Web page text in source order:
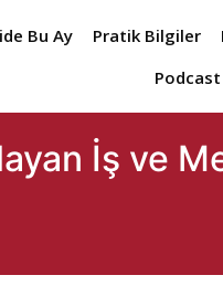
Bu Ay Pratik Bilgiler
Podcast
İş ve